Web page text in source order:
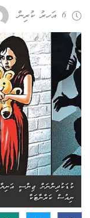
6 އަހރު ކުރިން
ކުޑަކުދިންނަށް ޖިންސީ
ނިއުސް ކަރްނާޓަކާ